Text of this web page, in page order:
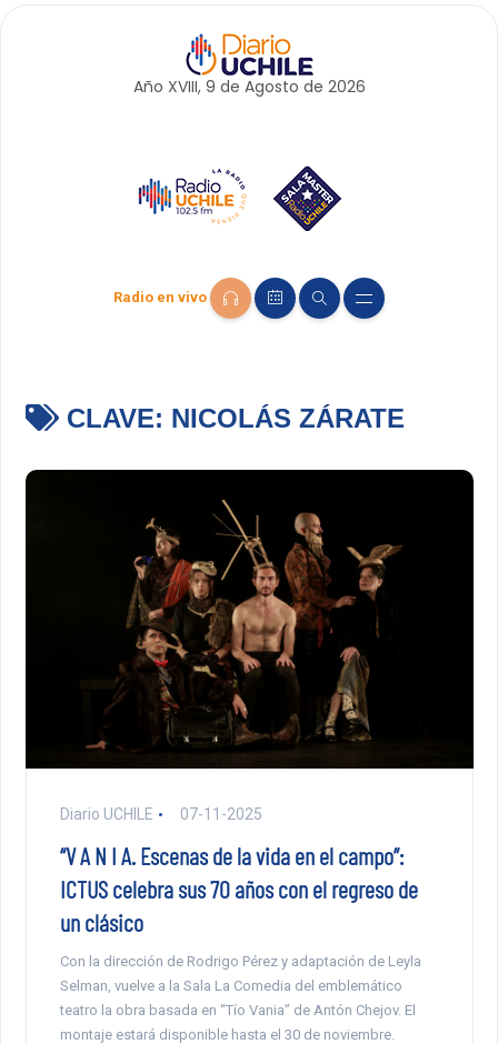
Año XVIII, 9 de Agosto de 2026
Radio en vivo
CLAVE: NICOLÁS ZÁRATE
Diario UCHILE 07-11-2025
“V A N I A. Escenas de la vida en el campo”:
ICTUS celebra sus 70 años con el regreso de
un clásico
Con la dirección de Rodrigo Pérez y adaptación de Leyla
Selman, vuelve a la Sala La Comedia del emblemático
teatro la obra basada en “Tío Vania” de Antón Chejov. El
montaje estará disponible hasta el 30 de noviembre.